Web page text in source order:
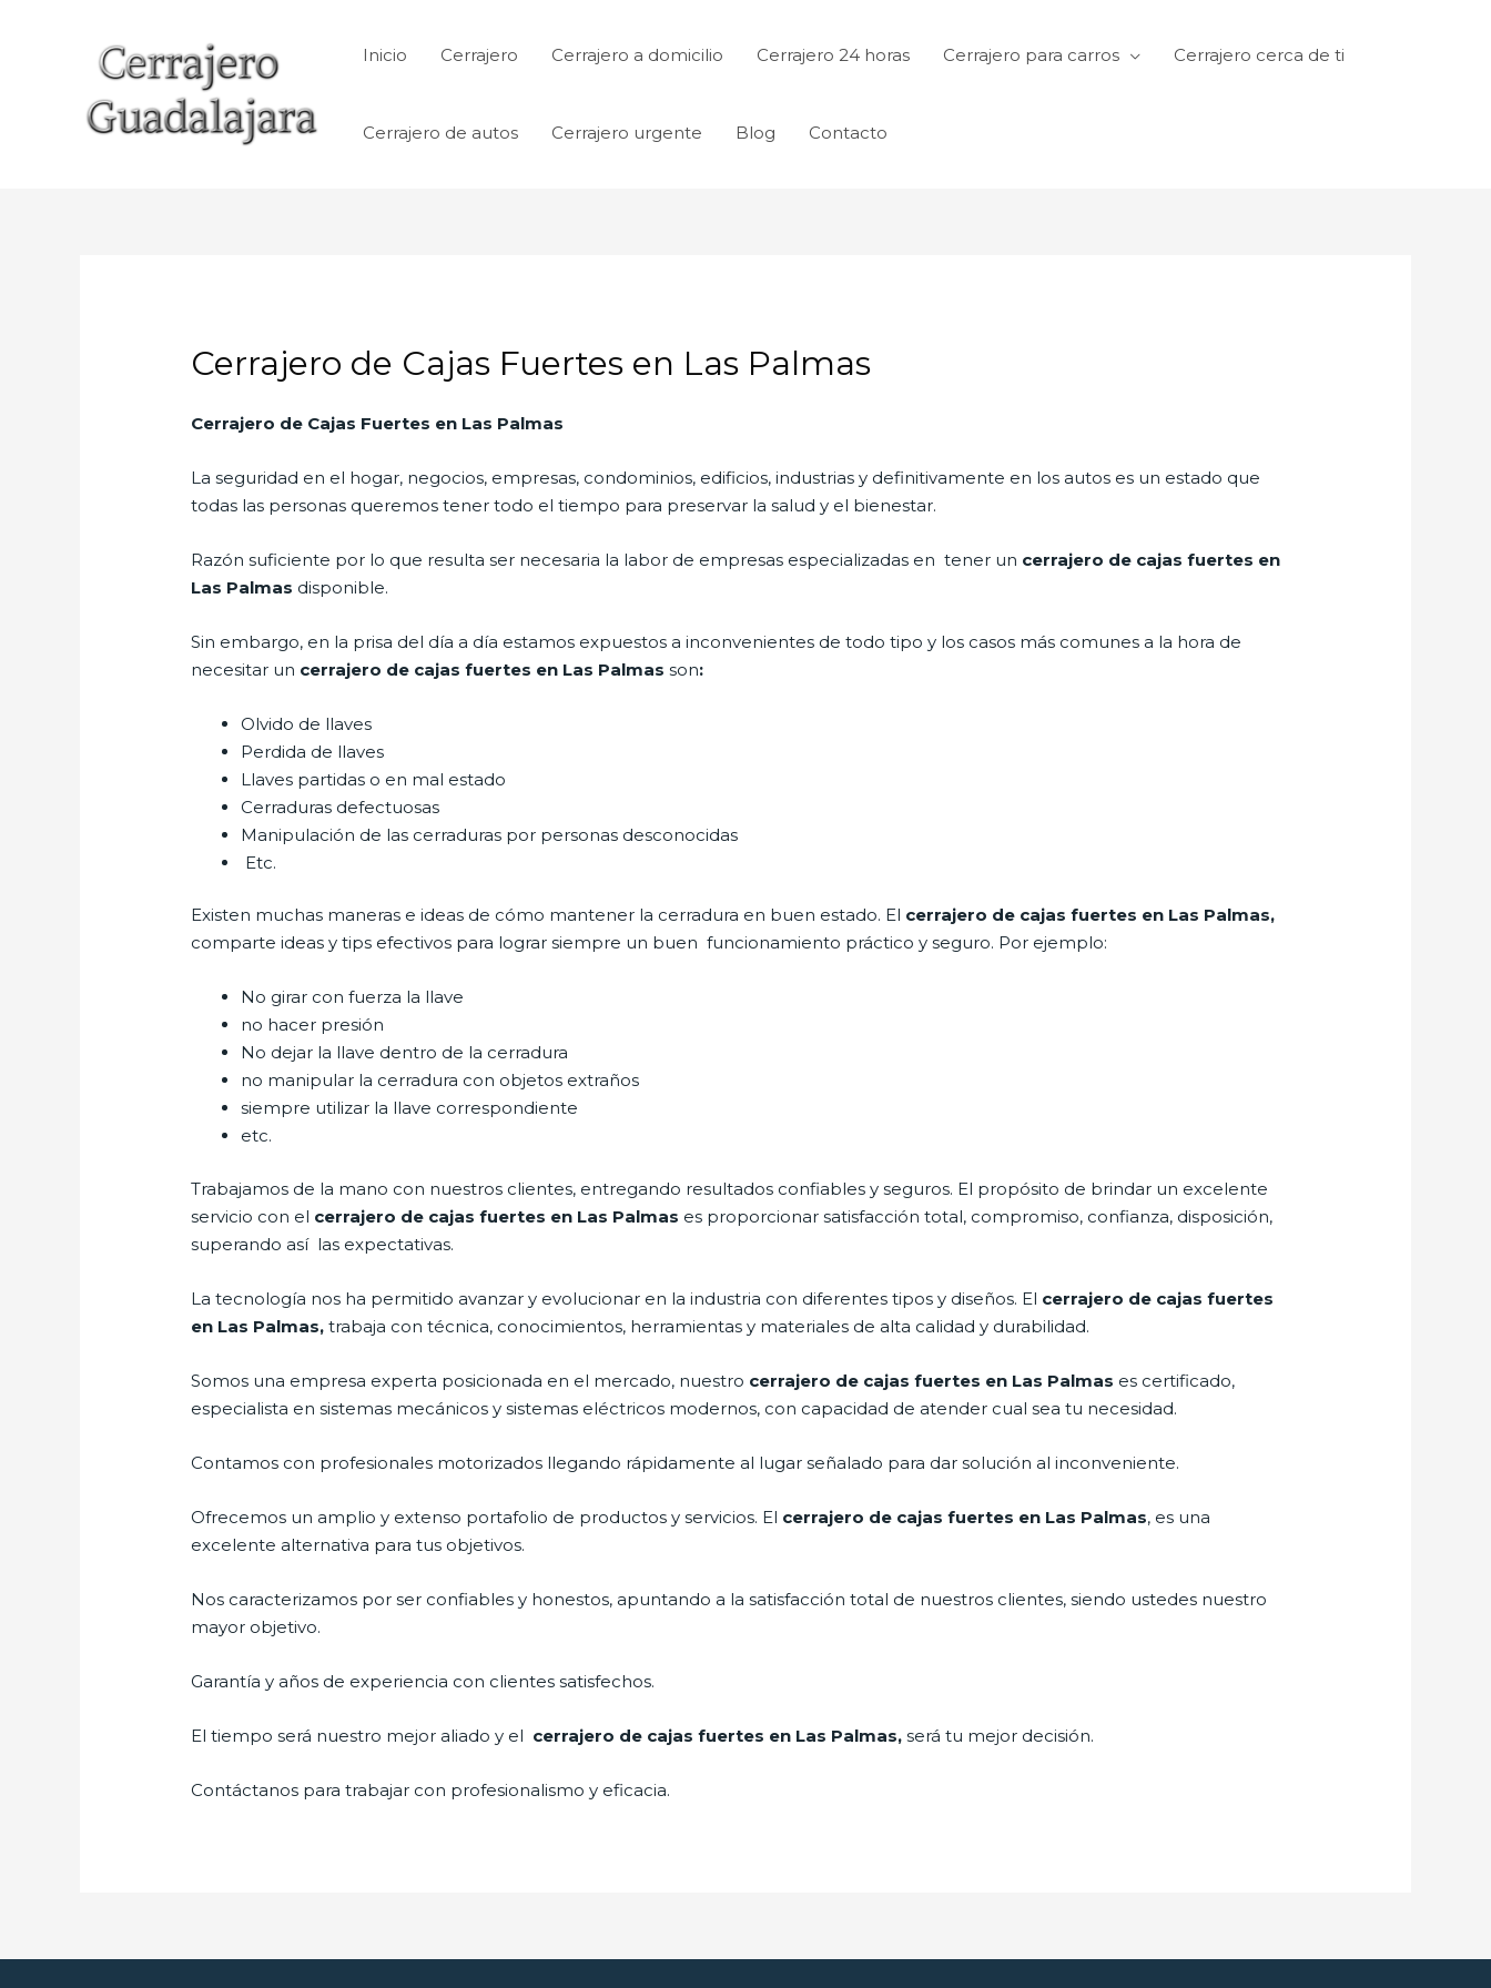
Inicio Cerrajero Cerrajero a domicilio Cerrajero 24 horas Cerrajero para carros Cerrajero cerca de ti
Cerrajero de autos Cerrajero urgente Blog Contacto
Cerrajero de Cajas Fuertes en Las Palmas
Cerrajero de Cajas Fuertes en Las Palmas
La seguridad en el hogar, negocios, empresas, condominios, edificios, industrias y definitivamente en los autos es un estado que
todas las personas queremos tener todo el tiempo para preservar la salud y el bienestar.
Razón suficiente por lo que resulta ser necesaria la labor de empresas especializadas en tener un cerrajero de cajas fuertes en
Las Palmas disponible.
Sin embargo, en la prisa del día a día estamos expuestos a inconvenientes de todo tipo y los casos más comunes a la hora de
necesitar un cerrajero de cajas fuertes en Las Palmas son:
Olvido de llaves
Perdida de llaves
Llaves partidas o en mal estado
Cerraduras defectuosas
Manipulación de las cerraduras por personas desconocidas
Etc.
Existen muchas maneras e ideas de cómo mantener la cerradura en buen estado. El cerrajero de cajas fuertes en Las Palmas,
comparte ideas y tips efectivos para lograr siempre un buen funcionamiento práctico y seguro. Por ejemplo:
No girar con fuerza la llave
no hacer presión
No dejar la llave dentro de la cerradura
no manipular la cerradura con objetos extraños
siempre utilizar la llave correspondiente
etc.
Trabajamos de la mano con nuestros clientes, entregando resultados confiables y seguros. El propósito de brindar un excelente
servicio con el cerrajero de cajas fuertes en Las Palmas es proporcionar satisfacción total, compromiso, confianza, disposición,
superando así las expectativas.
La tecnología nos ha permitido avanzar y evolucionar en la industria con diferentes tipos y diseños. El cerrajero de cajas fuertes
en Las Palmas,trabaja con técnica, conocimientos, herramientas y materiales de alta calidad y durabilidad.
Somos una empresa experta posicionada en el mercado, nuestro cerrajero de cajas fuertes en Las Palmas es certificado,
especialista en sistemas mecánicos y sistemas eléctricos modernos, con capacidad de atender cual sea tu necesidad.
Contamos con profesionales motorizados llegando rápidamente al lugar señalado para dar solución al inconveniente.
Ofrecemos un amplio y extenso portafolio de productos y servicios. El cerrajero de cajas fuertes en Las Palmas, es una
excelente alternativa para tus objetivos.
Nos caracterizamos por ser confiables y honestos, apuntando a la satisfacción total de nuestros clientes, siendo ustedes nuestro
mayor objetivo.
Garantía y años de experiencia con clientes satisfechos.
El tiempo será nuestro mejor aliado y el cerrajero de cajas fuertes en Las Palmas,será tu mejor decisión.
Contáctanos para trabajar con profesionalismo y eficacia.